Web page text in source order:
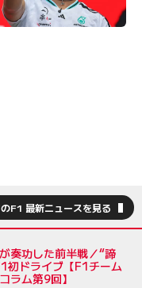
F1 最新ニュースを見る
奏功した前半戦／“諦
初ドライブ【F1チーム
ラム第9回】